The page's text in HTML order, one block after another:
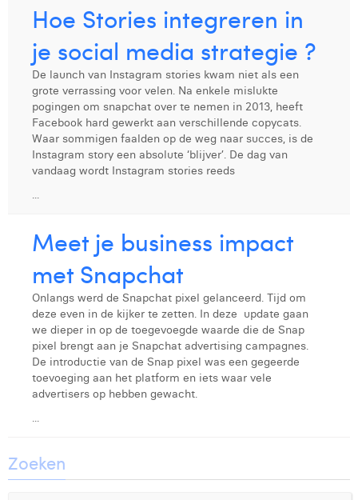
Trainingen
Anouk Allegaert
Arthur Collard
Camille Servais
Charlie Deschamps
Dhan Claes
Diane Tremouroux
Edouard Polet
Elio Civalleri
Eliott Pousset
Floriane Defacqz
Glenn Vanderlinden
Hanne Van Loock
Janne Beke
Jonas Geiregat
Justine Cremer
Onze Waarden
Omnicom Media Group
Certificeringen
Presentaties en Cases
Persberichten
Vacatures
Strategy Director
Digital Business Analyst
Digital Business Consultant NL
Digital Business Intern
Contact
Hoe Stories integreren in
je social media strategie ?
De launch van Instagram stories kwam niet als een
grote verrassing voor velen. Na enkele mislukte
pogingen om snapchat over te nemen in 2013, heeft
Facebook hard gewerkt aan verschillende copycats.
Waar sommigen faalden op de weg naar succes, is de
Instagram story een absolute ‘blijver’. De dag van
vandaag wordt Instagram stories reeds
...
Meet je business impact
met Snapchat
Onlangs werd de Snapchat pixel gelanceerd. Tijd om
deze even in de kijker te zetten. In deze update gaan
we dieper in op de toegevoegde waarde die de Snap
pixel brengt aan je Snapchat advertising campagnes.
De introductie van de Snap pixel was een gegeerde
toevoeging aan het platform en iets waar vele
advertisers op hebben gewacht.
...
Zoeken